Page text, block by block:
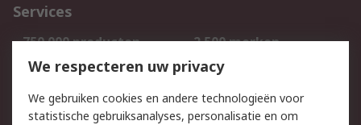
Services
750.000 producten
2.500 merken
Bestellen
Inkoopoplossingen
Track & Trace
We respecteren uw privacy
We gebruiken cookies en andere technologieën voor
statistische gebruiksanalyses, personalisatie en om